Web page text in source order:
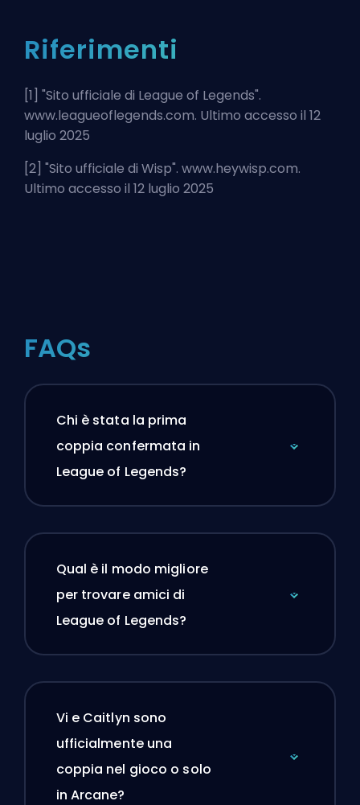
Riferimenti
[1] "Sito ufficiale di League of Legends".
www.leagueoflegends.com. Ultimo accesso il 12
luglio 2025
[2] "Sito ufficiale di Wisp". www.heywisp.com.
Ultimo accesso il 12 luglio 2025
FAQs
Chi è stata la prima
coppia confermata in
League of Legends?
Qual è il modo migliore
per trovare amici di
League of Legends?
Vi e Caitlyn sono
ufficialmente una
coppia nel gioco o solo
in Arcane?